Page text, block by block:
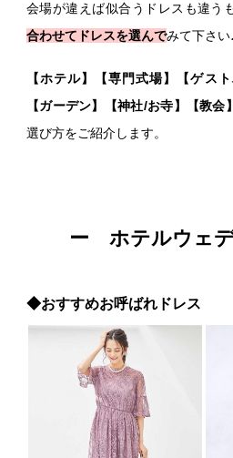
会場が違えば似合うドレスも違う
合わせてドレスを選んでみて下さい
【ホテル】【専門式場】【ゲス
【ガーデン】【神社/お寺】【教会
選び方をご紹介します。
ー ホテルウェ
◆おすすめお呼ばれドレス